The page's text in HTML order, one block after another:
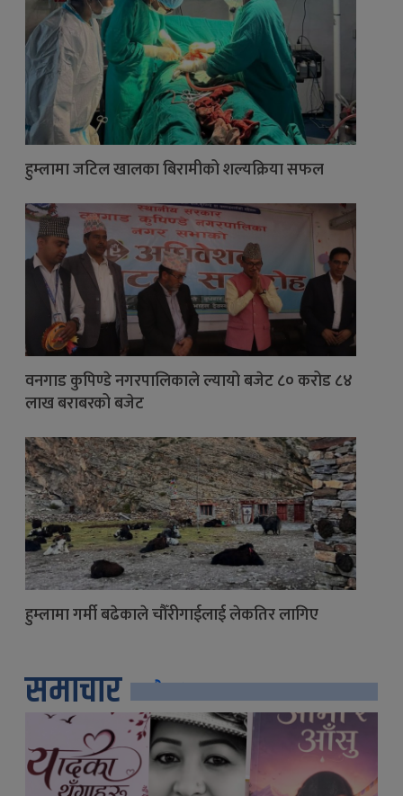
हुम्लामा जटिल खालका बिरामीको शल्यक्रिया सफल
वनगाड कुपिण्डे नगरपालिकाले ल्यायो बजेट ८० करोड ८४
लाख बराबरको बजेट
हुम्लामा गर्मी बढेकाले चौँरीगाईलाई लेकतिर लागिए
समाचार सबै